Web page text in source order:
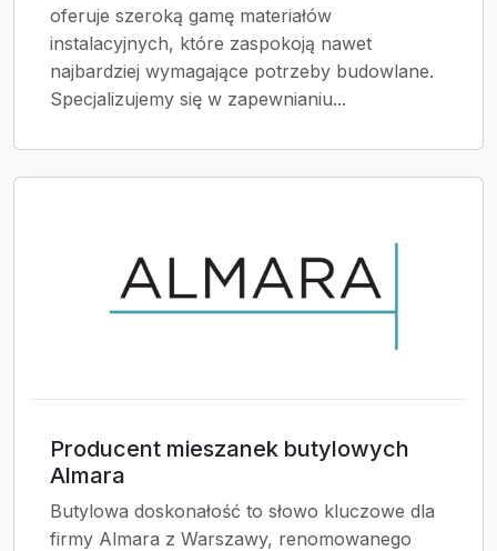
oferuje szeroką gamę materiałów
instalacyjnych, które zaspokoją nawet
najbardziej wymagające potrzeby budowlane.
Specjalizujemy się w zapewnianiu...
Producent mieszanek butylowych
Almara
Butylowa doskonałość to słowo kluczowe dla
firmy Almara z Warszawy, renomowanego